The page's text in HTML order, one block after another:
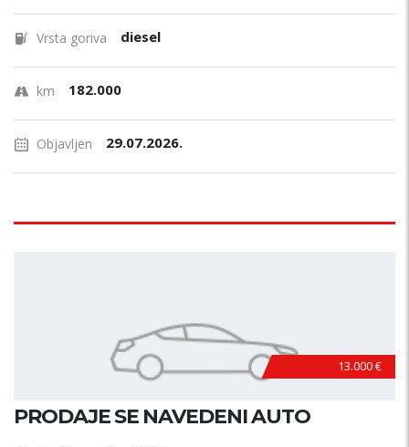
Vrsta goriva diesel
km 182.000
Objavljen 29.07.2026.
13.000 €
PRODAJE SE NAVEDENI AUTO